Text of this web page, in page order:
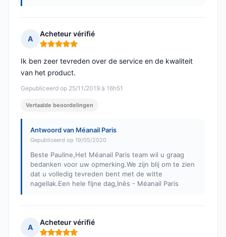
A
Acheteur vérifié
Opmerking: 5 van 5
Gepubliceerd op 25/11/2019 à 16h51
Ik ben zeer tevreden over de service en de kwaliteit
van het product.
Vertaalde beoordelingen
Antwoord van Méanail Paris
Gepubliceerd op 19/05/2020
Beste Pauline,Het Méanail Paris team wil u graag
bedanken voor uw opmerking.We zijn blij om te zien
dat u volledig tevreden bent met de witte
nagellak.Een hele fijne dag,Inès - Méanail Paris
A
Acheteur vérifié